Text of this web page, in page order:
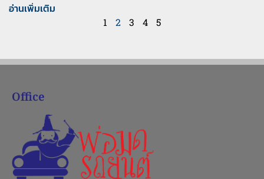
อ่านเพิ่มเติม
1 2 3 4 5
Office